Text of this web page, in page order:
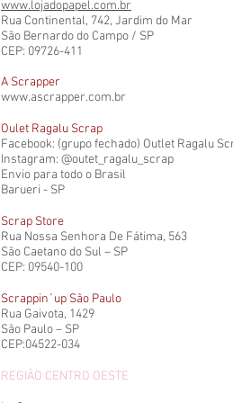
www.lojadopapel.com.br
Rua Continental, 742, Jardim do Mar
São Bernardo do Campo / SP
CEP: 09726-411
A Scrapper
www.ascrapper.com.br
Oulet Ragalu Scrap
Facebook: (grupo fechado) Outlet Ragalu
Instagram: @outet_ragalu_scrap
Envio para todo o Brasil
Barueri - SP
Scrap Store
Rua Nossa Senhora De Fátima, 563
São Caetano do Sul – SP
CEP: 09540-100
Scrappin´up São Paulo
Rua Gaivota, 1429
São Paulo – SP
CEP:04522-034
REGIÃO CENTRO OESTE